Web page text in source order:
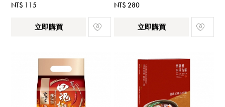
NT$ 115
立即購買
NT$ 280
立即購買